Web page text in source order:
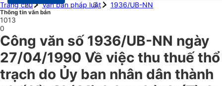
Trang chủ
Văn bản pháp luật 1936/UB-NN
Thông tin văn bản
1013
0
Công văn số 1936/UB-NN ngày
27/04/1990 Về việc thu thuế thổ
trạch do Ủy ban nhân dân thành